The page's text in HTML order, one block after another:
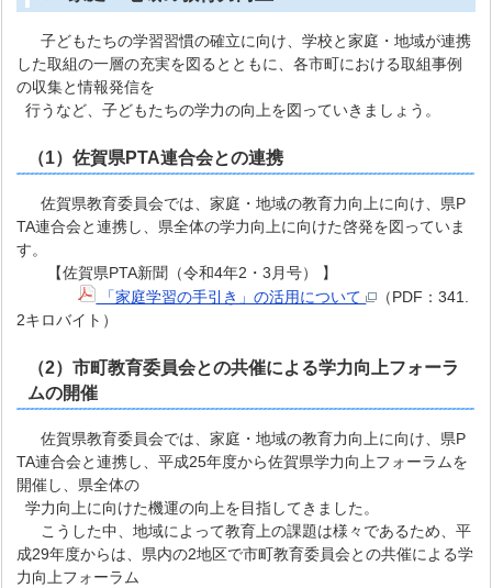
子どもたちの学習習慣の確立に向け、学校と家庭・地域が連携
した取組の一層の充実を図るとともに、各市町における取組事例
の収集と情報発信を
行うなど、子どもたちの学力の向上を図っていきましょう。
（1）佐賀県PTA連合会との連携
佐賀県教育委員会では、家庭・地域の教育力向上に向け、県P
TA連合会と連携し、県全体の学力向上に向けた啓発を図っていま
す。
【佐賀県PTA新聞（令和4年2・3月号） 】
「家庭学習の手引き」の活用について
（PDF：341.
2キロバイト）
（2）市町教育委員会との共催による学力向上フォーラ
ムの開催
佐賀県教育委員会では、家庭・地域の教育力向上に向け、県P
TA連合会と連携し、平成25年度から佐賀県学力向上フォーラムを
開催し、県全体の
学力向上に向けた機運の向上を目指してきました。
こうした中、地域によって教育上の課題は様々であるため、平
成29年度からは、県内の2地区で市町教育委員会との共催による学
力向上フォーラム